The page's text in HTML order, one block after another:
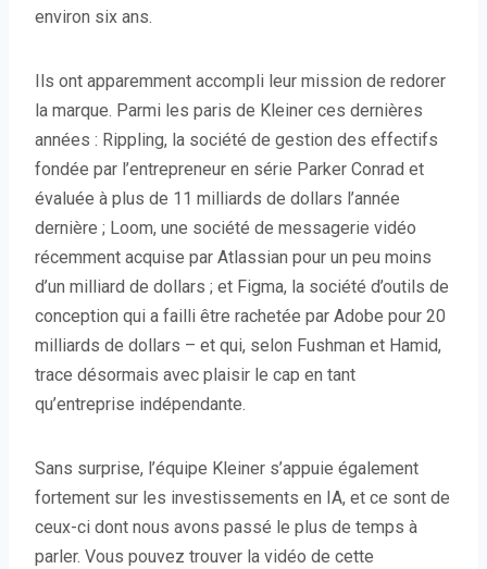
environ six ans.
Ils ont apparemment accompli leur mission de redorer
la marque. Parmi les paris de Kleiner ces dernières
années : Rippling, la société de gestion des effectifs
fondée par l’entrepreneur en série Parker Conrad et
évaluée à plus de 11 milliards de dollars l’année
dernière ; Loom, une société de messagerie vidéo
récemment acquise par Atlassian pour un peu moins
d’un milliard de dollars ; et Figma, la société d’outils de
conception qui a failli être rachetée par Adobe pour 20
milliards de dollars – et qui, selon Fushman et Hamid,
trace désormais avec plaisir le cap en tant
qu’entreprise indépendante.
Sans surprise, l’équipe Kleiner s’appuie également
fortement sur les investissements en IA, et ce sont de
ceux-ci dont nous avons passé le plus de temps à
parler. Vous pouvez trouver la vidéo de cette